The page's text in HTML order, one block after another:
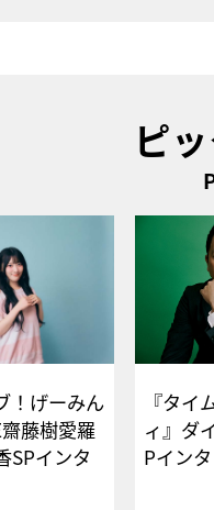
ピ
！げーみん
藤樹愛羅
SPインタ
『タイ
ィ』ダ
Pイ